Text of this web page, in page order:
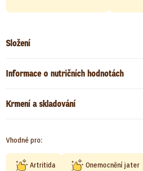
Složení
Informace o nutričních hodnotách
Krmení a skladování
Vhodné pro:
Artritida Onemocnění jater